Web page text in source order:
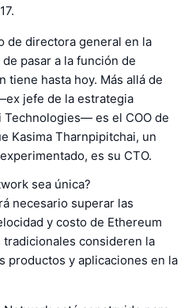
de directora general en la
pasar a la función de
tiene hasta hoy. Más allá de
jefe de la estrategia
Technologies— es el COO de
Kasima Tharnpipitchai, un
es su CTO.
sea única?
necesario superar las
y costo de Ethereum
consideren la
productos y aplicaciones en la